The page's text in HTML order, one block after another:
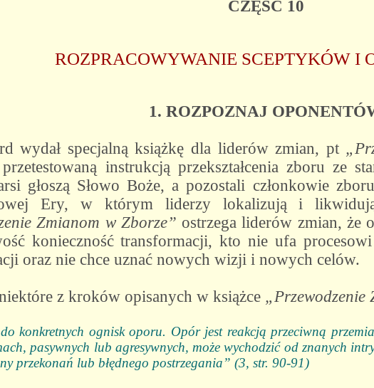
CZĘŚĆ 10
ROZPRACOWYWANIE SCEPTYKÓW I
1. ROZPOZNAJ
wydał specjalną książkę dla liderów zmian, pt
instrukcją przekształcenia zboru ze
głoszą Słowo Boże, a pozostali członkowie
Ery, w którym liderzy lokalizują i
Zmianom w Zborze” ostrzega liderów zmian, że
konieczność transformacji, kto nie ufa
oraz nie chce uznać nowych wizji i nowych celów.
z kroków opisanych w książce „Przewodzenie
konkretnych ognisk oporu. Opór jest reakcją przeciwną
pasywnych lub agresywnych, może wychodzić od znanych
przekonań lub błędnego postrzegania” (3, str. 90-91)